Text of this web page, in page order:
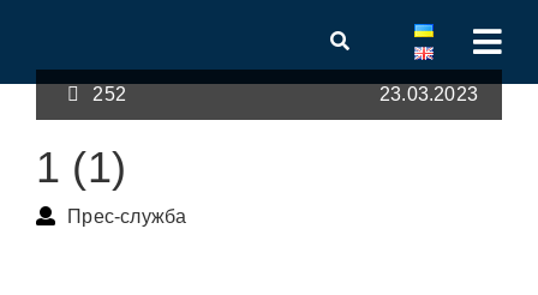
252 23.03.2023
1 (1)
Прес-служба